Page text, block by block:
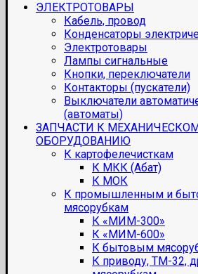
ЭЛЕКТРОТОВАРЫ
Кабель, провод
Конденсаторы
Электротовары
Лампы сигнальные
Кнопки, переключатели
Контакторы (пускатели)
Выключатели
(автоматы)
ЗАПЧАСТИ К
ОБОРУДОВАНИЮ
К картофелечисткам
К МКК (Абат)
К МОК
К промышленным и
мясорубкам
К «МИМ-300»
К «МИМ-600»
К бытовым
К приводу, ТМ-32,